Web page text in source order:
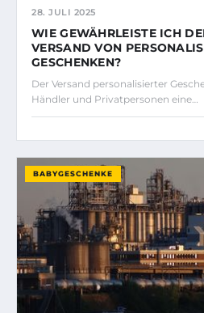
28. JULI 2025
WIE GEWÄHRLEISTE ICH
VERSAND VON
GESCHENKEN?
Der Versand personalisierter
Händler und Privatpersonen eine…
BABYGESCHENKE